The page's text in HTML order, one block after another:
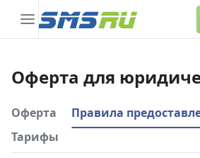
Оферта для
Оферта
Правила
Тарифы